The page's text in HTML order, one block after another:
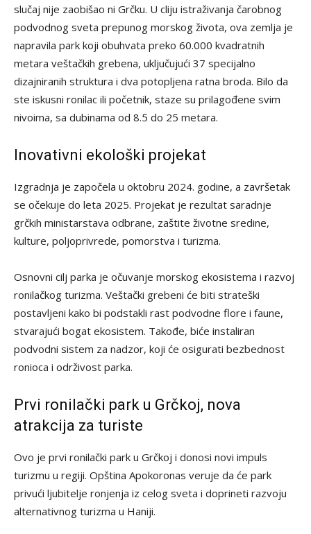
slučaj nije zaobišao ni Grčku. U cliju istraživanja čarobnog
podvodnog sveta prepunog morskog života, ova zemlja je
napravila park koji obuhvata preko 60.000 kvadratnih
metara veštačkih grebena, uključujući 37 specijalno
dizajniranih struktura i dva potopljena ratna broda. Bilo da
ste iskusni ronilac ili početnik, staze su prilagođene svim
nivoima, sa dubinama od 8.5 do 25 metara.
Inovativni ekološki projekat
Izgradnja je započela u oktobru 2024. godine, a završetak
se očekuje do leta 2025. Projekat je rezultat saradnje
grčkih ministarstava odbrane, zaštite životne sredine,
kulture, poljoprivrede, pomorstva i turizma.
Osnovni cilj parka je očuvanje morskog ekosistema i razvoj
ronilačkog turizma. Veštački grebeni će biti strateški
postavljeni kako bi podstakli rast podvodne flore i faune,
stvarajući bogat ekosistem. Takođe, biće instaliran
podvodni sistem za nadzor, koji će osigurati bezbednost
ronioca i održivost parka.
Prvi ronilački park u Grčkoj, nova
atrakcija za turiste
Ovo je prvi ronilački park u Grčkoj i donosi novi impuls
turizmu u regiji. Opština Apokoronas veruje da će park
privući ljubitelje ronjenja iz celog sveta i doprineti razvoju
alternativnog turizma u Haniji.